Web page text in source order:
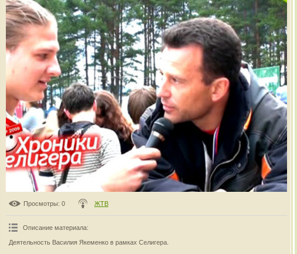
Комарова
Просмотры: 0 ЖТВ
Описание материала:
Деятельность Василия Якеменко в рамках Селигера.